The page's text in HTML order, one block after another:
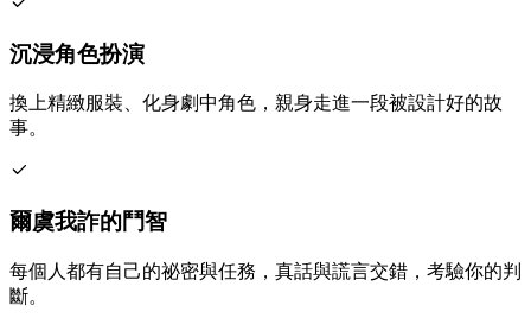
沉浸角色扮演
換上精緻服裝、化身劇中角色，親身走進一段被設計好的故
事。
爾虞我詐的鬥智
每個人都有自己的祕密與任務，真話與謊言交錯，考驗你的判
斷。